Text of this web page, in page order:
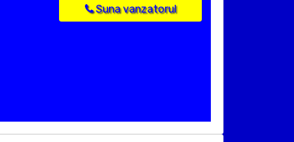
Suna vanzatorul